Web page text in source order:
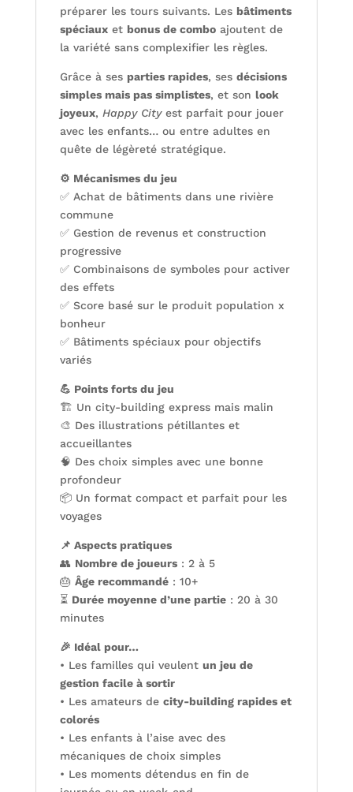
préparer les tours suivants. Les bâtiments
spéciauxet bonus de comboajoutent de
la variété sans complexifier les règles.
Grâce à ses parties rapides, ses décisions
simples mais pas simplistes, et son look
joyeux, Happy Cityest parfait pour jouer
avec les enfants… ou entre adultes en
quête de légèreté stratégique.
⚙️ Mécanismes du jeu
✅ Achat de bâtiments dans une rivière
commune
✅ Gestion de revenus et construction
progressive
✅ Combinaisons de symboles pour activer
des effets
✅ Score basé sur le produit population x
bonheur
✅ Bâtiments spéciaux pour objectifs
variés
💪 Points forts du jeu
🏗️ Un city-building express mais malin
🎨 Des illustrations pétillantes et
accueillantes
🧠 Des choix simples avec une bonne
profondeur
📦 Un format compact et parfait pour les
voyages
📌 Aspects pratiques
👥 Nombre de joueurs: 2 à 5
🎂 Âge recommandé: 10+
⏳ Durée moyenne d’une partie: 20 à 30
minutes
🎉 Idéal pour…
• Les familles qui veulent un jeu de
gestion facile à sortir
• Les amateurs de city-building rapides et
colorés
• Les enfants à l’aise avec des
mécaniques de choix simples
• Les moments détendus en fin de